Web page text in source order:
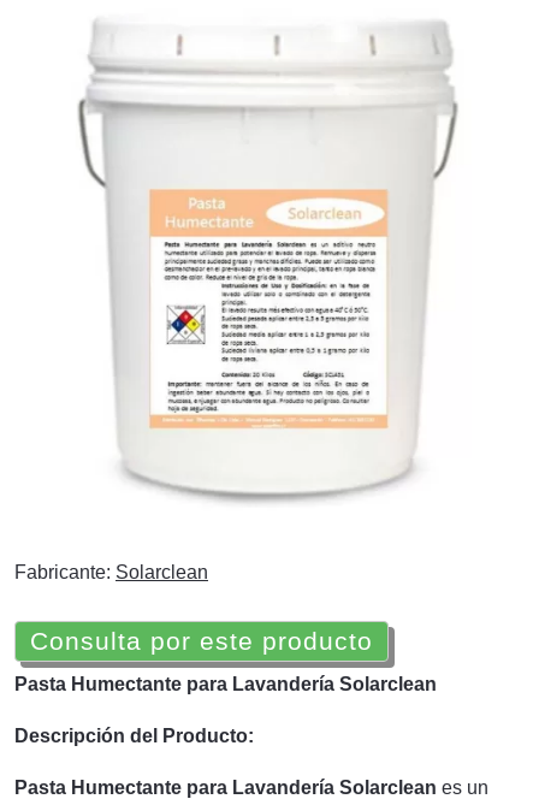
Fabricante: Solarclean
Consulta por este producto
Pasta Humectante para Lavandería Solarclean
Descripción del Producto:
Pasta Humectante para Lavandería Solarclean es un